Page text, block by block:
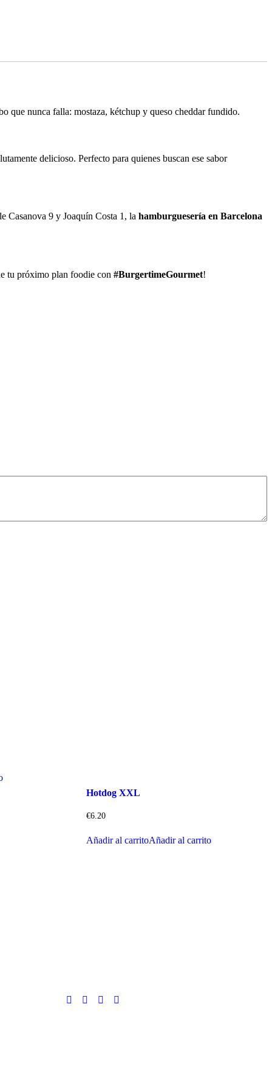
que nunca falla: mostaza, kétchup y queso cheddar fundido.
delicioso. Perfecto para quienes buscan ese sabor
Casanova 9 y Joaquín Costa 1, la hamburguesería en Barcelona
tu próximo plan foodie con #BurgertimeGourmet!
Hotdog XXL
€6.20
Añadir al carritoAñadir al carrito